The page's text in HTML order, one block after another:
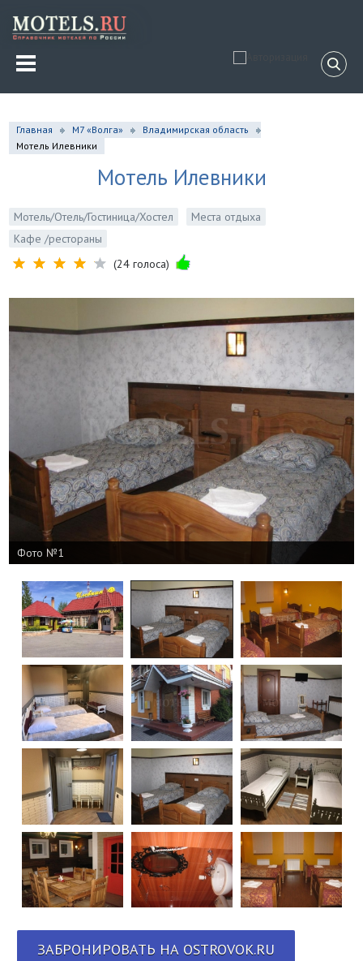
Главная М7 «Волга»
Владимирская область
Мотель Илевники
Мотель Илевники
Мотель/Отель/Гостиница/Хостел
Места отдыха
Кафе /рестораны
(24 голоса)
Фото №1
ЗАБРОНИРОВАТЬ НА OSTROVOK.RU